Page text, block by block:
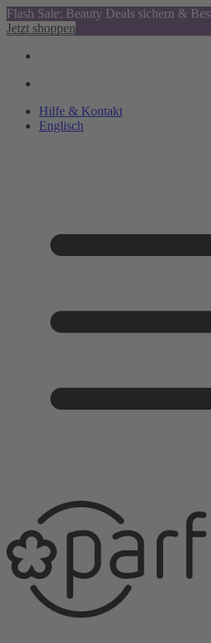
Flash Sale: Beauty Deals sichern &
Jetzt shoppen
Hilfe & Kontakt
Englisch